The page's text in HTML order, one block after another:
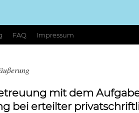
FAQ Impressum
mit dem
bei erteilter